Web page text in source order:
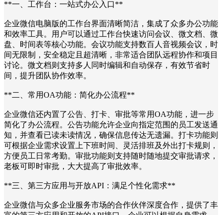
**一、工作台：一站式办公入口**
企业微信电脑版的工作台界面清晰简洁，集成了众多办公功能
和效率工具。用户可以通过工作台快速访问会议、微文档、微
盘、时间表等核心功能。会议功能支持数百人音视频会议，时
间无限制，安全稳定且超清晰，非常适合团队远程协作和项目
讨论。微文档则支持多人同时编辑和自动保存，有效节省时
间，提升团队协作效率。
**二、常用OA功能：简化办公流程**
企业微信还内置了公告、打卡、审批等常用OA功能，进一步
简化了办公流程。公告功能允许企业向指定范围的员工发送通
知，并查看已读未读情况，确保信息传达无遗漏。打卡功能则
可根据企业需求设置上下班时间、灵活排班及外出打卡规则，
方便员工日常考勤。审批功能则支持随时随地提交审批请求，
老板可即时审批，大大提高了审批效率。
**三、第三方应用与开放API：满足个性化需求**
企业微信与众多企业服务市场的合作伙伴深度合作，提供了丰